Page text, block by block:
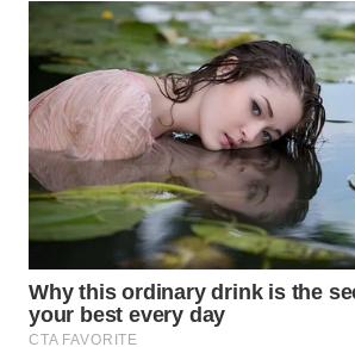
Aprenda a remover crostas de
panelas utilizando uma técnica
dispensa o esforço excessivo. –
Por que limpar a parte
geladeira?